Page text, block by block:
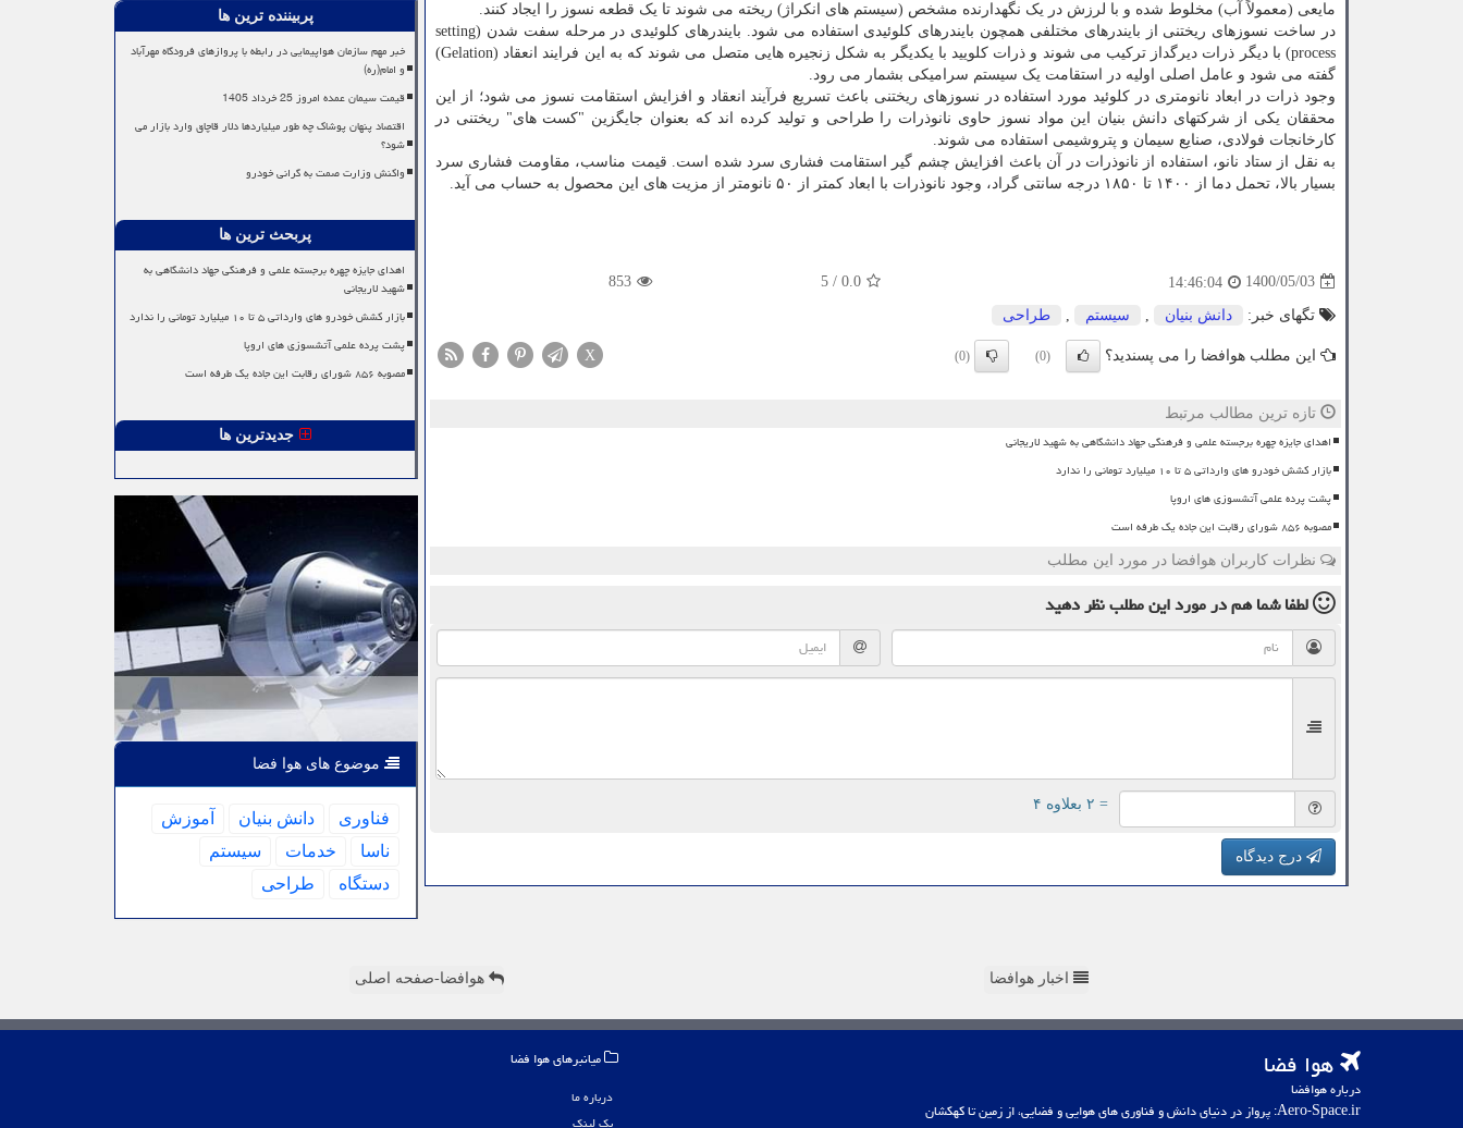
مایعی (معمولاً آب) مخلوط شده و با لرزش در یک نگهدارنده مشخص (سیستم های انکراژ) ریخته می شوند تا یک قطعه نسوز را ایجاد کنند.
در ساخت نسوزهای ریختنی از بایندرهای مختلفی همچون بایندرهای کلوئیدی استفاده می شود. بایندرهای کلوئیدی در مرحله سفت شدن (setting
process) با دیگر ذرات دیرگداز ترکیب می شوند و ذرات کلویید با یکدیگر به شکل زنجیره هایی متصل می شوند که به این فرایند انعقاد (Gelation)
گفته می شود و عامل اصلی اولیه در استقامت یک سیستم سرامیکی بشمار می رود.
وجود ذرات در ابعاد نانومتری در کلوئید مورد استفاده در نسوزهای ریختنی باعث تسریع فرآیند انعقاد و افزایش استقامت نسوز می شود؛ از این
محققان یکی از شرکتهای دانش بنیان این مواد نسوز حاوی نانوذرات را طراحی و تولید کرده اند که بعنوان جایگزین "کست های" ریختنی در
کارخانجات فولادی، صنایع سیمان و پتروشیمی استفاده می شوند.
به نقل از ستاد نانو، استفاده از نانوذرات در آن باعث افزایش چشم گیر استقامت فشاری سرد شده است. قیمت مناسب، مقاومت فشاری سرد
بسیار بالا، تحمل دما از ۱۴۰۰ تا ۱۸۵۰ درجه سانتی گراد، وجود نانوذرات با ابعاد کمتر از ۵۰ نانومتر از مزیت های این محصول به حساب می آید.
1400/05/03
14:46:04
0.0
/
5
853
تگهای خبر: دانش بنیان سیستم طراحی
این مطلب هوافضا را می پسندید؟ (0)
(0)
X
تازه ترین مطالب مرتبط
اهدای جایزه چهره برجسته علمی و فرهنگی جهاد دانشگاهی به شهید لاریجانی
بازار کشش خودرو های وارداتی ۵ تا ۱۰ میلیارد تومانی را ندارد
پشت پرده علمی آتشسوزی های اروپا
مصوبه ۸۵۶ شورای رقابت این جاده یک طرفه است
نظرات کاربران هوافضا در مورد این مطلب
لطفا شما همدر مورد این مطلبنظر دهید
= ۲ بعلاوه ۴
درج دیدگاه
پربیننده ترین ها
خبر مهم سازمان هواپیمایی در رابطه با پروازهای فرودگاه مهرآباد
و امام(ره)
قیمت سیمان عمده امروز 25 خرداد 1405
اقتصاد پنهان پوشاک چه طور میلیاردها دلار قاچاق وارد بازار می
شود؟
واکنش وزارت صمت به گرانی خودرو
پربحث ترین ها
اهدای جایزه چهره برجسته علمی و فرهنگی جهاد دانشگاهی به
شهید لاریجانی
بازار کشش خودرو های وارداتی ۵ تا ۱۰ میلیارد تومانی را ندارد
پشت پرده علمی آتشسوزی های اروپا
مصوبه ۸۵۶ شورای رقابت این جاده یک طرفه است
جدیدترین ها
موضوع های هوا فضا
فناوری دانش بنیان
آموزش
ناسا
خدمات
سیستم
دستگاه
طراحی
اخبار هوافضا هوافضا-صفحه اصلی
هوا فضا
درباره هوافضا
Aero-Space.ir: پرواز در دنیای دانش و فناوری های هوایی و فضایی، از زمین تا کهکشان
میانبرهای هوا فضا
درباره ما